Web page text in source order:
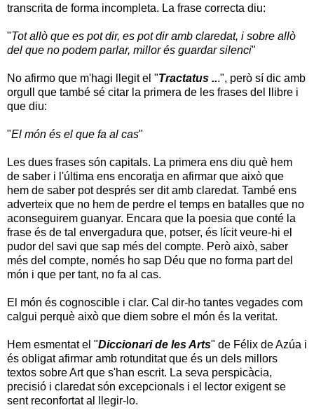
transcrita de forma incompleta. La frase correcta diu:
"Tot allò que es pot dir, es pot dir amb claredat, i sobre allò
del que no podem parlar, millor és guardar silenci"
No afirmo que m'hagi llegit el "Tractatus ...", però sí dic amb
orgull que també sé citar la primera de les frases del llibre i
que diu:
"El món és el que fa al cas"
Les dues frases són capitals. La primera ens diu què hem
de saber i l'última ens encoratja en afirmar que això que
hem de saber pot després ser dit amb claredat. També ens
adverteix que no hem de perdre el temps en batalles que no
aconseguirem guanyar. Encara que la poesia que conté la
frase és de tal envergadura que, potser, és lícit veure-hi el
pudor del savi que sap més del compte. Però això, saber
més del compte, només ho sap Déu que no forma part del
món i que per tant, no fa al cas.
El món és cognoscible i clar. Cal dir-ho tantes vegades com
calgui perquè això que diem sobre el món és la veritat.
Hem esmentat el "Diccionari de les Arts" de Félix de Azúa i
és obligat afirmar amb rotunditat que és un dels millors
textos sobre Art que s'han escrit. La seva perspicàcia,
precisió i claredat són excepcionals i el lector exigent se
sent reconfortat al llegir-lo.